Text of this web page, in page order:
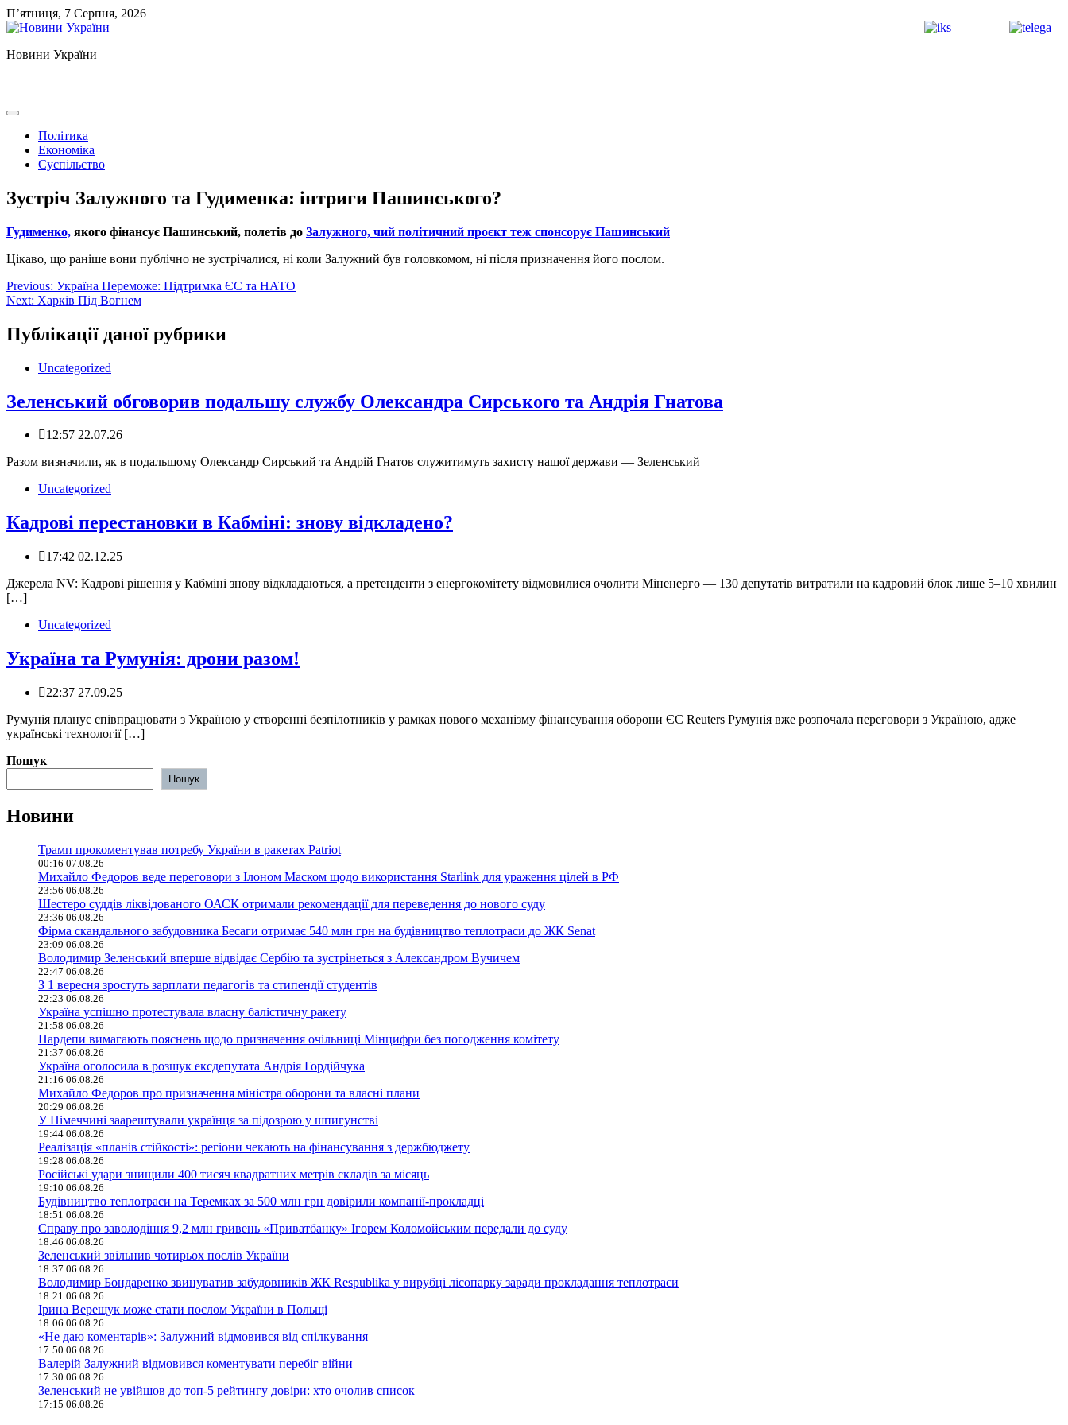
Skip
to
П’ятниця, 7 Серпня, 2026
Новини України
Політика
Економіка
Суспільство
Зустріч Залужного та Гудименка: інтриги Пашинського?
Гудименко, якого фінансує Пашинський, полетів до Залужного, чий політичний проєкт теж спонсорує Пашинський
Цікаво, що раніше вони публічно не зустрічалися, ні коли Залужний був головкомом, ні після призначення його послом.
Навігація
записів
Previous: Україна Переможе: Підтримка ЄС та НАТО
Next: Харків Під Вогнем
Публікації даної рубрики
Uncategorized
Зеленський обговорив подальшу службу Олександра Сирського та Андрія Гнатова
12:57 22.07.26
Разом визначили, як в подальшому Олександр Сирський та Андрій Гнатов служитимуть захисту нашої держави — Зеленський
Uncategorized
Кадрові перестановки в Кабміні: знову відкладено?
17:42 02.12.25
‍️Джерела NV: Кадрові рішення у Кабміні знову відкладаються, а претенденти з енергокомітету відмовилися очолити Міненерго — 130 депутатів витратили на кадровий блок лише 5–10 хвилин
[…]
Uncategorized
Україна та Румунія: дрони разом!
22:37 27.09.25
Румунія планує співпрацювати з Україною у створенні безпілотників у рамках нового механізму фінансування оборони ЄС Reuters Румунія вже розпочала переговори з Україною, адже
українські технології […]
Пошук
Пошук
Новини
Трамп прокоментував потребу України в ракетах Patriot
00:16 07.08.26
Михайло Федоров веде переговори з Ілоном Маском щодо використання Starlink для ураження цілей в РФ
23:56 06.08.26
Шестеро суддів ліквідованого ОАСК отримали рекомендації для переведення до нового суду
23:36 06.08.26
Фірма скандального забудовника Бесаги отримає 540 млн грн на будівництво теплотраси до ЖК Senat
23:09 06.08.26
Володимир Зеленський вперше відвідає Сербію та зустрінеться з Александром Вучичем
22:47 06.08.26
З 1 вересня зростуть зарплати педагогів та стипендії студентів
22:23 06.08.26
Україна успішно протестувала власну балістичну ракету
21:58 06.08.26
Нардепи вимагають пояснень щодо призначення очільниці Мінцифри без погодження комітету
21:37 06.08.26
Україна оголосила в розшук ексдепутата Андрія Гордійчука
21:16 06.08.26
Михайло Федоров про призначення міністра оборони та власні плани
20:29 06.08.26
У Німеччині заарештували українця за підозрою у шпигунстві
19:44 06.08.26
Реалізація «планів стійкості»: регіони чекають на фінансування з держбюджету
19:28 06.08.26
Російські удари знищили 400 тисяч квадратних метрів складів за місяць
19:10 06.08.26
Будівництво теплотраси на Теремках за 500 млн грн довірили компанії-прокладці
18:51 06.08.26
Справу про заволодіння 9,2 млн гривень «Приватбанку» Ігорем Коломойським передали до суду
18:46 06.08.26
Зеленський звільнив чотирьох послів України
18:37 06.08.26
Володимир Бондаренко звинуватив забудовників ЖК Respublika у вирубці лісопарку заради прокладання теплотраси
18:21 06.08.26
Ірина Верещук може стати послом України в Польщі
18:06 06.08.26
«Не даю коментарів»: Залужний відмовився від спілкування
17:50 06.08.26
Валерій Залужний відмовився коментувати перебіг війни
17:30 06.08.26
Зеленський не увійшов до топ-5 рейтингу довіри: хто очолив список
17:15 06.08.26